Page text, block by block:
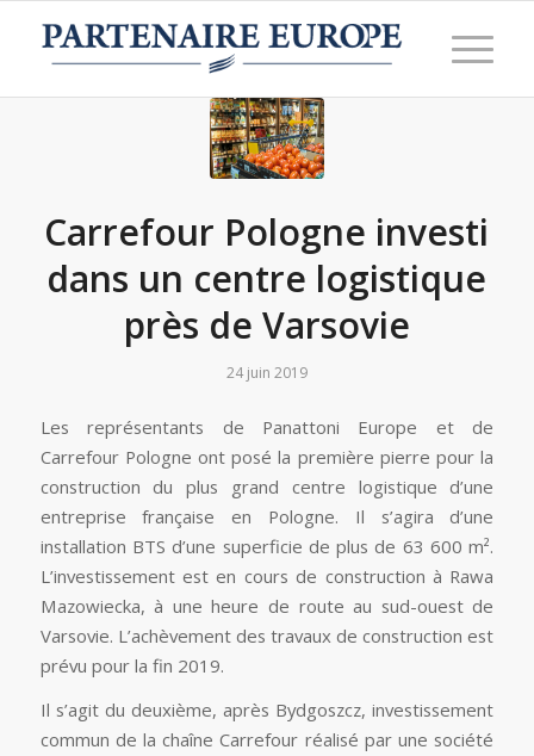
Carrefour Pologne investi
dans un centre logistique
près de Varsovie
24 juin 2019
Les représentants de Panattoni Europe et de
Carrefour Pologne ont posé la première pierre pour la
construction du plus grand centre logistique d’une
entreprise française en Pologne. Il s’agira d’une
installation BTS d’une superficie de plus de 63 600 m².
L’investissement est en cours de construction à Rawa
Mazowiecka, à une heure de route au sud-ouest de
Varsovie. L’achèvement des travaux de construction est
prévu pour la fin 2019.
Il s’agit du deuxième, après Bydgoszcz, investissement
commun de la chaîne Carrefour réalisé par une société